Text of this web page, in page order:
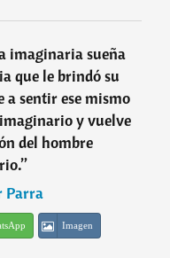
imaginaria sueña
que le brindó su
sentir ese mismo
y vuelve
del hombre
”
Parra
Imagen